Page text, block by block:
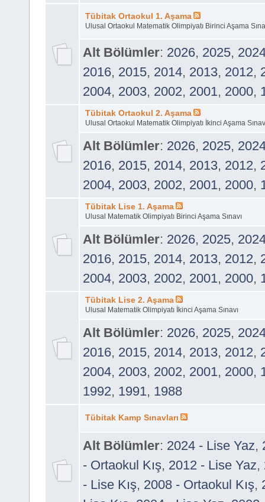
Tübitak Ortaokul 1. Aşama
Ulusal Ortaokul Matematik Olimpiyatı Birinci Aşama
Alt Bölümler: 2026, 2025,
2016, 2015, 2014, 2013, 2012,
2004, 2003, 2002, 2001, 2000,
Tübitak Ortaokul 2. Aşama
Ulusal Ortaokul Matematik Olimpiyatı İkinci Aşama
Alt Bölümler: 2026, 2025,
2016, 2015, 2014, 2013, 2012,
2004, 2003, 2002, 2001, 2000,
Tübitak Lise 1. Aşama
Ulusal Matematik Olimpiyatı Birinci Aşama Sınavı
Alt Bölümler: 2026, 2025,
2016, 2015, 2014, 2013, 2012,
2004, 2003, 2002, 2001, 2000,
Tübitak Lise 2. Aşama
Ulusal Matematik Olimpiyatı İkinci Aşama Sınavı
Alt Bölümler: 2026, 2025,
2016, 2015, 2014, 2013, 2012,
2004, 2003, 2002, 2001, 2000,
1992, 1991, 1988
Tübitak Kamp Sınavları
Alt Bölümler: 2024 - Lise Yaz,
- Ortaokul Kış, 2012 - Lise Yaz,
- Lise Kış, 2008 - Ortaokul Kış,